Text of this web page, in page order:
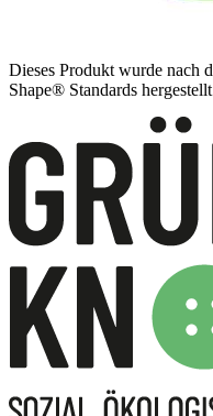
Dieses Produkt wurde nach
Shape® Standards